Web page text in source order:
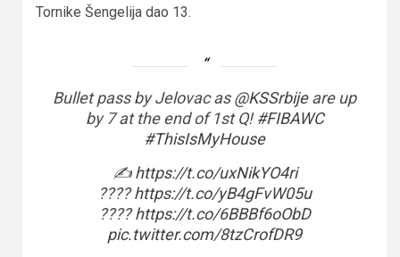
Tornike Šengelija dao 13.
Bullet pass by Jelovac as@KSSrbijeare up
by 7 at the end of 1st Q!#FIBAWC
#ThisIsMyHouse
✍https://t.co/uxNikYO4ri
????https://t.co/yB4gFvW05u
????https://t.co/6BBBf6oObD
pic.twitter.com/8tzCrofDR9